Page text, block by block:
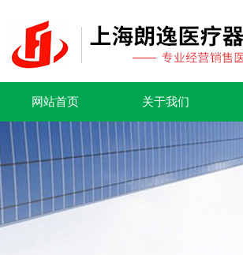
网站首页 关于我们